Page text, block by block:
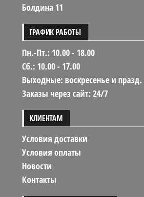
Болдина 11
ГРАФИК РАБОТЫ
Пн.-Пт.: 10.00 - 18.00
Сб.: 10.00 - 17.00
Выходные: воскресенье и
Заказы через сайт: 24/7
КЛИЕНТАМ
Условия доставки
Условия оплаты
Новости
Контакты